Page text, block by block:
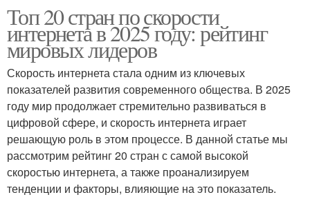
Топ 20 стран по скорости
интернета в 2025 году: рейтинг
мировых лидеров
Скорость интернета стала одним из ключевых
показателей развития современного общества. В 2025
году мир продолжает стремительно развиваться в
цифровой сфере, и скорость интернета играет
решающую роль в этом процессе. В данной статье мы
рассмотрим рейтинг 20 стран с самой высокой
скоростью интернета, а также проанализируем
тенденции и факторы, влияющие на это показатель.